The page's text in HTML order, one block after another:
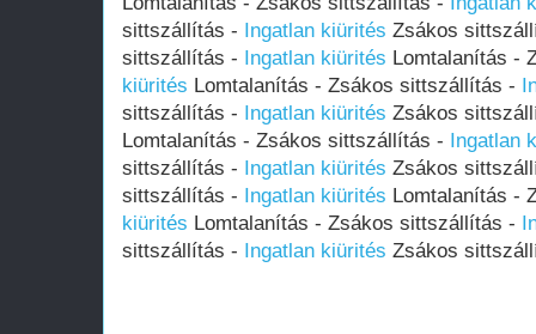
sittszállítás - Ingatlan kiürités Zsákos
sittszállítás - Ingatlan kiürités Lomtalanítás -
kiürités Lomtalanítás - Zsákos sittszállítás -
sittszállítás - Ingatlan kiürités Zsákos
Lomtalanítás - Zsákos sittszállítás - Ingatlan
sittszállítás - Ingatlan kiürités Zsákos
sittszállítás - Ingatlan kiürités Lomtalanítás -
kiürités Lomtalanítás - Zsákos sittszállítás -
sittszállítás - Ingatlan kiürités Zsákos